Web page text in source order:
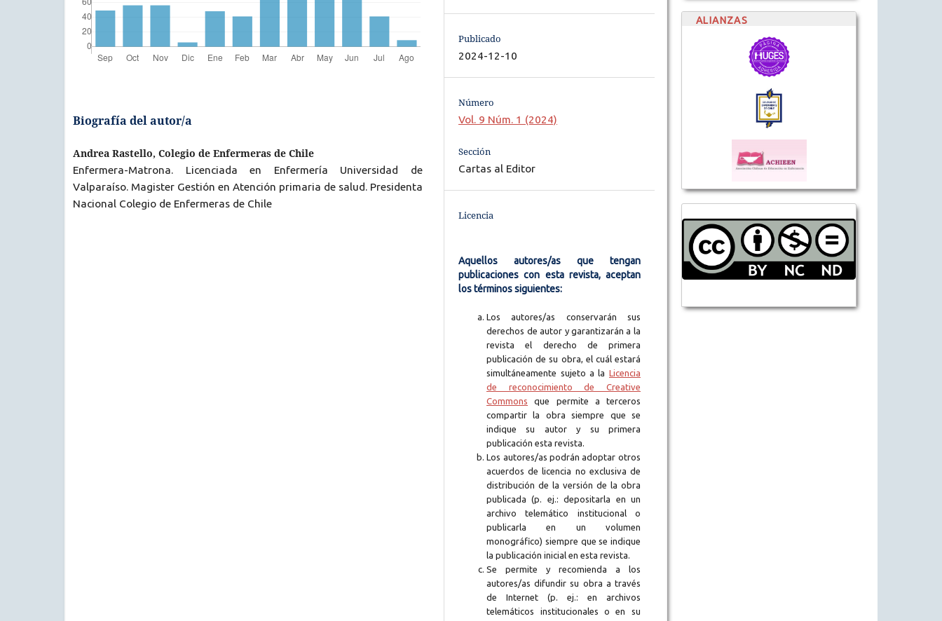
Biografía del autor/a
Andrea Rastello, Colegio de Enfermeras de Chile
Enfermera-Matrona. Licenciada en Enfermería Universidad de
Valparaíso. Magister Gestión en Atención primaria de salud. Presidenta
Nacional Colegio de Enfermeras de Chile
Publicado
2024-12-10
Número
Vol. 9 Núm. 1 (2024)
Sección
Cartas al Editor
Licencia
Aquellos autores/as que tengan
publicaciones con esta revista, aceptan
los términos siguientes:
Los autores/as conservarán sus
derechos de autor y garantizarán a la
revista el derecho de primera
publicación de su obra, el cuál estará
simultáneamente sujeto a la Licencia
de reconocimiento de Creative
Commons que permite a terceros
compartir la obra siempre que se
indique su autor y su primera
publicación esta revista.
Los autores/as podrán adoptar otros
acuerdos de licencia no exclusiva de
distribución de la versión de la obra
publicada (p. ej.: depositarla en un
archivo telemático institucional o
publicarla en un volumen
monográfico) siempre que se indique
la publicación inicial en esta revista.
Se permite y recomienda a los
autores/as difundir su obra a través
de Internet (p. ej.: en archivos
telemáticos institucionales o en su
ALIANZAS